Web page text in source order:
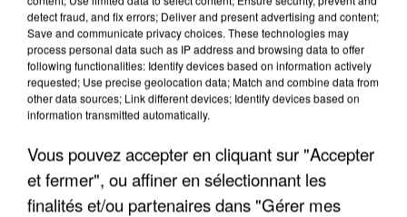
LES DONNÉES DE 300 000 CLIENTS DÉROBÉES À
INTERMARCHÉ APRÈS UNE...
detect fraud, and fix errors; Deliver and present advertising and content;
Save and communicate privacy choices. These technologies may
process personal data such as IP address and browsing data to offer
following functionalities: Identify devices based on information actively
requested; Use precise geolocation data; Match and combine data from
other data sources; Link different devices; Identify devices based on
information transmitted automatically.
Vous pouvez accepter en cliquant sur "Accepter
et fermer", ou affiner en sélectionnant les
finalités et/ou partenaires dans "Gérer mes